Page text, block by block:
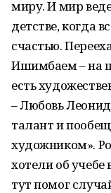
миру. И мир
детстве, когда
счастью.
Ишимбаем – на
есть
– Любовь
талант и
художником».
хотели об учебе
тут помог